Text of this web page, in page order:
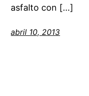
asfalto con […]
abril 10, 2013